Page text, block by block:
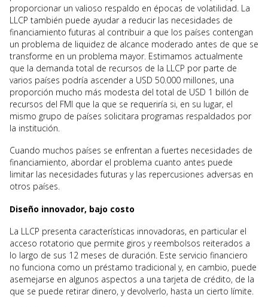
proporcionar un valioso respaldo en épocas de volatilidad. La
LLCP también puede ayudar a reducir las necesidades de
financiamiento futuras al contribuir a que los países contengan
un problema de liquidez de alcance moderado antes de que se
transforme en un problema mayor. Estimamos actualmente
que la demanda total de recursos de la LLCP por parte de
varios países podría ascender a USD 50.000 millones, una
proporción mucho más modesta del total de USD 1 billón de
recursos del FMI que la que se requeriría si, en su lugar, el
mismo grupo de países solicitara programas respaldados por
la institución.
Cuando muchos países se enfrentan a fuertes necesidades de
financiamiento, abordar el problema cuanto antes puede
limitar las necesidades futuras y las repercusiones adversas en
otros países.
Diseño innovador, bajo costo
La LLCP presenta características innovadoras, en particular el
acceso rotatorio que permite giros y reembolsos reiterados a
lo largo de sus 12 meses de duración. Este servicio financiero
no funciona como un préstamo tradicional y, en cambio, puede
asemejarse en algunos aspectos a una tarjeta de crédito, de la
que se puede retirar dinero, y devolverlo, hasta un cierto límite.